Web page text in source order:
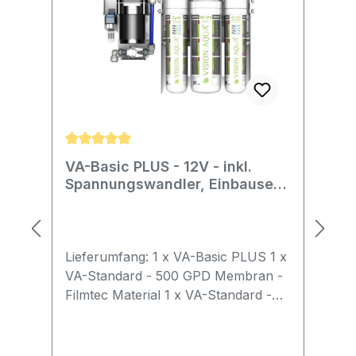
gespült! Das System muss zuerst 10-
15 Liter Reinstwasser produziert
haben, bevor es zur
Trinkwassergewinnung verwendet
Durchschnittliche Bewertung von 5 von 5
VA-Basic PLUS - 12V - inkl.
Spannungswandler, Einbauset
Lieferumfang: 1 x VA-Basic PLUS 1 x
VA-Standard - 500 GPD Membran -
Filmtec Material 1 x VA-Standard -